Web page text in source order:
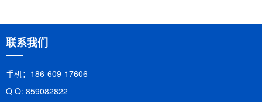
联系我们
手机：186-609-17606
Q Q: 859082822